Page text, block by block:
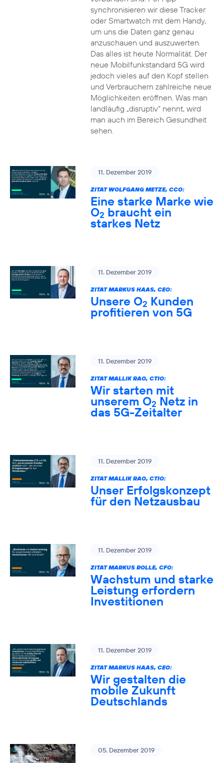
synchronisieren wir diese Tracker
oder Smartwatch mit dem Handy,
um uns die Daten ganz genau
anzuschauen und auszuwerten.
Das alles ist heute Normalität. Der
neue Mobilfunkstandard 5G wird
jedoch vieles auf den Kopf stellen
und Verbrauchern zahlreiche neue
Möglichkeiten eröffnen. Was man
landläufig „disruptiv“ nennt, wird
man auch im Bereich Gesundheit
sehen.
11. Dezember 2019
ZITAT WOLFGANG METZE, CCO:
Eine starke Marke wie
O2 braucht ein
starkes Netz
11. Dezember 2019
ZITAT MARKUS HAAS, CEO:
Unsere O2 Kunden
profitieren von 5G
11. Dezember 2019
ZITAT MALLIK RAO, CTIO:
Wir starten mit
unserem O2 Netz in
das 5G-Zeitalter
11. Dezember 2019
ZITAT MALLIK RAO, CTIO:
Unser Erfolgskonzept
für den Netzausbau
11. Dezember 2019
ZITAT MARKUS ROLLE, CFO:
Wachstum und starke
Leistung erfordern
Investitionen
11. Dezember 2019
ZITAT MARKUS HAAS, CEO:
Wir gestalten die
mobile Zukunft
Deutschlands
05. Dezember 2019